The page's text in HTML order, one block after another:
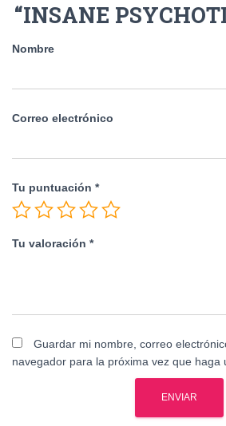
“INSANE
Nombre
Correo electrónico
Tu puntuación *
Tu valoración *
Guardar mi nombre, correo
navegador para la próxima vez que haga